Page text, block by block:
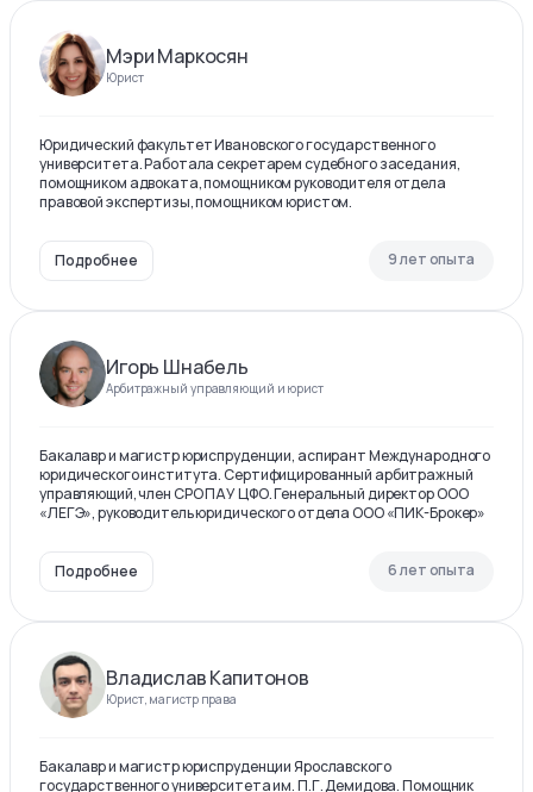
Мэри Маркосян
Юрист
Юридический факультет Ивановского государственного
университета. Работала секретарем судебного заседания,
помощником адвоката, помощником руководителя отдела
правовой экспертизы, помощником юристом.
Подробнее 9 лет опыта
Игорь Шнабель
Арбитражный управляющий и юрист
Бакалавр и магистр юриспруденции, аспирант Международного
юридического института. Сертифицированный арбитражный
управляющий, член СРО ПАУ ЦФО. Генеральный директор ООО
«ЛЕГЭ», руководитель юридического отдела ООО «ПИК-Брокер»
Подробнее 6 лет опыта
Владислав Капитонов
Юрист, магистр права
Бакалавр и магистр юриспруденции Ярославского
государственного университета им. П.Г. Демидова. Помощник